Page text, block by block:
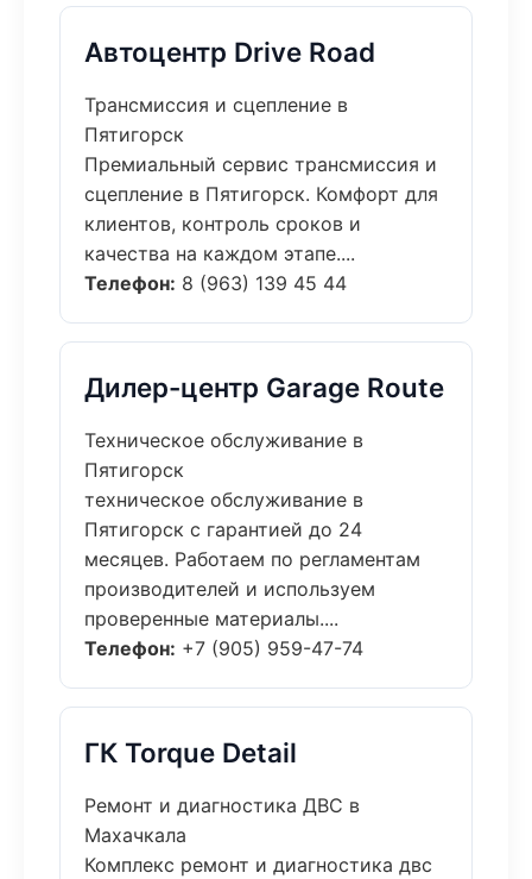
Автоцентр Drive Road
Трансмиссия и сцепление в
Пятигорск
Премиальный сервис трансмиссия и
сцепление в Пятигорск. Комфорт для
клиентов, контроль сроков и
качества на каждом этапе....
Телефон: 8 (963) 139 45 44
Дилер-центр Garage Route
Техническое обслуживание в
Пятигорск
техническое обслуживание в
Пятигорск с гарантией до 24
месяцев. Работаем по регламентам
производителей и используем
проверенные материалы....
Телефон: +7 (905) 959-47-74
ГК Torque Detail
Ремонт и диагностика ДВС в
Махачкала
Комплекс ремонт и диагностика двс